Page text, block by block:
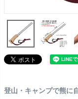
登山・キャンプで熊に